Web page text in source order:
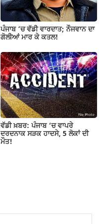
ਪੰਜਾਬ ‘ਚ ਵੱਡੀ ਵਾਰਦਾਤ; ਨੌਜਵਾਨ ਦਾ
ਗੋਲੀਆਂ ਮਾਰ ਕੇ ਕਤਲ!
ਵੱਡੀ ਖ਼ਬਰ: ਪੰਜਾਬ ‘ਚ ਵਾਪਰੇ
ਦਰਦਨਾਕ ਸੜਕ ਹਾਦਸੇ, 5 ਲੋਕਾਂ ਦੀ
ਮੌਤ!